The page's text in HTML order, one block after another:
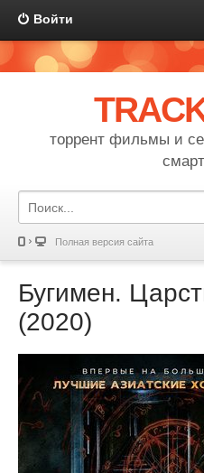
Войти
торрент фильмы и
Полная версия сайта
Бугимен.
(2020)